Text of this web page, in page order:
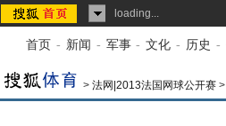
loading...
首页 - 新闻 - 军事 - 文化 - 历史 -
> 法网|2013法国网球公开赛 >